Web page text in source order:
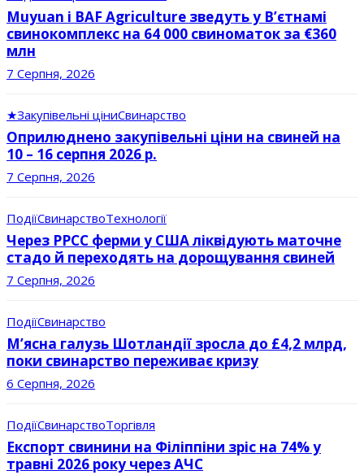
Muyuan і BAF Agriculture зведуть у В’єтнамі
свинокомплекс на 64 000 свиноматок за €360
млн
7 Серпня, 2026
★Закупівельні ціниСвинарство
Оприлюднено закупівельні ціни на свиней на
10 – 16 серпня 2026 р.
7 Серпня, 2026
ПодіїСвинарствоТехнології
Через РРСС ферми у США ліквідують маточне
стадо й переходять на дорощування свиней
7 Серпня, 2026
ПодіїСвинарство
М’ясна галузь Шотландії зросла до £4,2 млрд,
поки свинарство переживає кризу
6 Серпня, 2026
ПодіїСвинарствоТоргівля
Експорт свинини на Філіппіни зріс на 74% у
травні 2026 року через АЧС